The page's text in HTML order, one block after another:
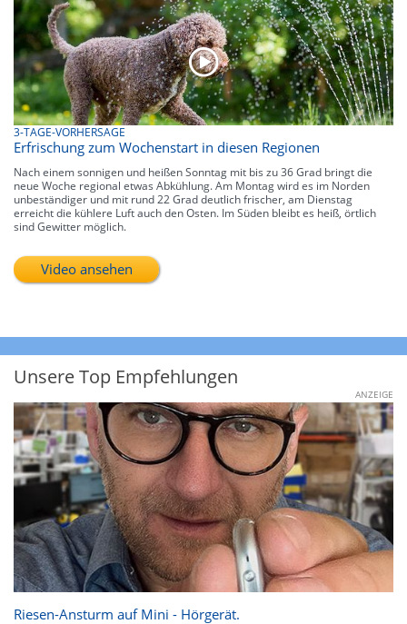
3-TAGE-VORHERSAGE
Erfrischung zum Wochenstart in diesen Regionen
Nach einem sonnigen und heißen Sonntag mit bis zu 36 Grad bringt die
neue Woche regional etwas Abkühlung. Am Montag wird es im Norden
unbeständiger und mit rund 22 Grad deutlich frischer, am Dienstag
erreicht die kühlere Luft auch den Osten. Im Süden bleibt es heiß, örtlich
sind Gewitter möglich.
Video ansehen
Unsere Top Empfehlungen
ANZEIGE
Riesen-Ansturm auf Mini - Hörgerät.